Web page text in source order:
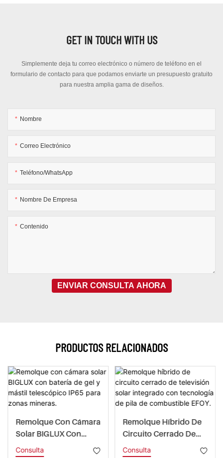
GET IN TOUCH WITH US
Simplemente deja tu correo electrónico o número de teléfono en el
formulario de contacto para que podamos enviarte un presupuesto gratuito
para nuestra amplia gama de diseños.
Nombre
Correo Electrónico
Teléfono/WhatsApp
Nombre De Empresa
Contenido
ENVIAR CONSULTA AHORA
PRODUCTOS RELACIONADOS
Remolque Con Cámara
Solar BIGLUX Con
Batería De Gel Y Mástil
Consulta
Remolque Híbrido De
Circuito Cerrado De
Televisión Solar
Consulta